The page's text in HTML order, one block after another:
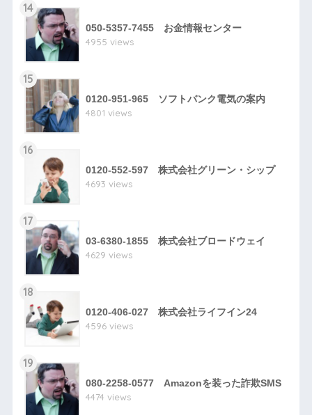
14
050-5357-7455 お金情報センター
4955 views
15
0120-951-965 ソフトバンク電気の案内
4801 views
16
0120-552-597 株式会社グリーン・シップ
4693 views
17
03-6380-1855 株式会社ブロードウェイ
4629 views
18
0120-406-027 株式会社ライフイン24
4596 views
19
080-2258-0577 Amazonを装った詐欺SMS
4474 views